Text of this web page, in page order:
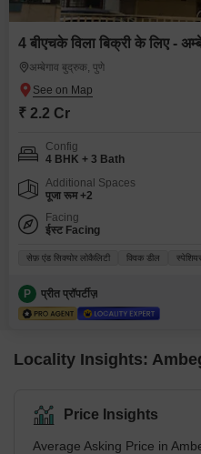
4 बीएचके विला बिक्री के लिए -
अम्बेगाव बुद्रुक, पुणे
₹ 2.2 Cr
Config
4 BHK + 3 Bath
Additional Spaces
पूजा रूम +2
Facing
ईस्ट Facing
सेफ़ एंड सिक्योर लोकैलिटी क्विक डील
P प्रीत प्रॉपर्टीज़
Locality Insights:
Price Insights
Average Asking Price in